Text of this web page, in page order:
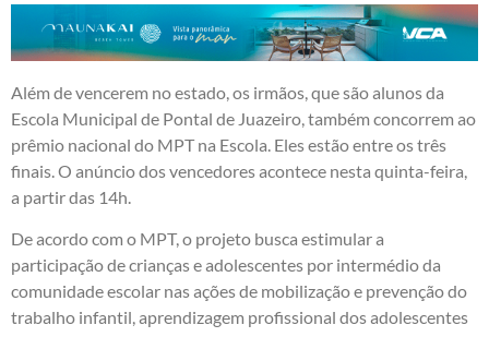
Além de vencerem no estado, os irmãos, que são alunos da
Escola Municipal de Pontal de Juazeiro, também concorrem ao
prêmio nacional do MPT na Escola. Eles estão entre os três
finais. O anúncio dos vencedores acontece nesta quinta-feira,
a partir das 14h.
De acordo com o MPT, o projeto busca estimular a
participação de crianças e adolescentes por intermédio da
comunidade escolar nas ações de mobilização e prevenção do
trabalho infantil, aprendizagem profissional dos adolescentes